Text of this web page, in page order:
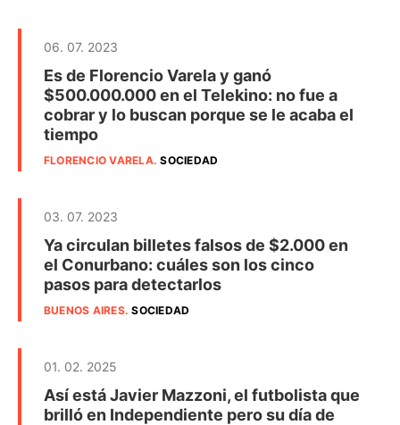
06. 07. 2023
Es de Florencio Varela y ganó
$500.000.000 en el Telekino: no fue a
cobrar y lo buscan porque se le acaba el
tiempo
FLORENCIO VARELA.SOCIEDAD
03. 07. 2023
Ya circulan billetes falsos de $2.000 en
el Conurbano: cuáles son los cinco
pasos para detectarlos
BUENOS AIRES.SOCIEDAD
01. 02. 2025
Así está Javier Mazzoni, el futbolista que
brilló en Independiente pero su día de